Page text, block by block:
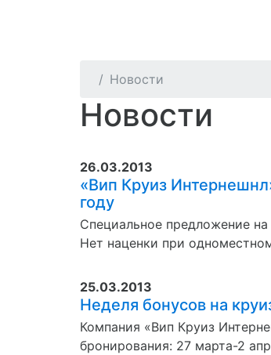
Новости
Новости
26.03.2013
«Вип Круиз
году
Специальное предложение
Нет наценки при
25.03.2013
Неделя бонусов на
Компания «Вип Круиз
бронирования: 27 марта-2